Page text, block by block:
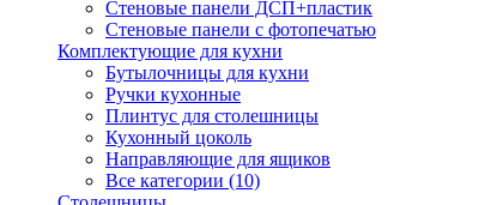
Стеновые панели ДСП+пластик
Стеновые панели с фотопечатью
Комплектующие для кухни
Бутылочницы для кухни
Ручки кухонные
Плинтус для столешницы
Кухонный цоколь
Направляющие для ящиков
Все категории (10)